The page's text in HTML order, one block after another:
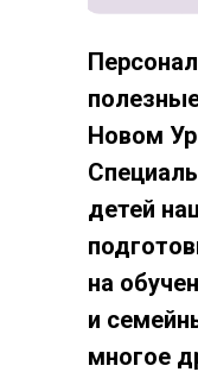
Новом
детей
на
и
многое